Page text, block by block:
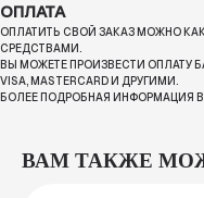
ОПЛАТА
ОПЛАТИТЬ СВОЙ ЗАКАЗ МОЖНО
СРЕДСТВАМИ.
ВЫ МОЖЕТЕ ПРОИЗВЕСТИ ОПЛАТУ
VISA, MASTERCARD И ДРУГИМИ.
БОЛЕЕ ПОДРОБНАЯ ИНФОРМАЦИЯ В
ВАМ ТАКЖЕ